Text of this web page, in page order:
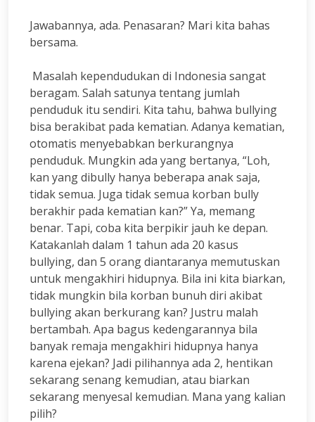
Jawabannya, ada. Penasaran? Mari kita bahas
bersama.
Masalah kependudukan di Indonesia sangat
beragam. Salah satunya tentang jumlah
penduduk itu sendiri. Kita tahu, bahwa bullying
bisa berakibat pada kematian. Adanya kematian,
otomatis menyebabkan berkurangnya
penduduk. Mungkin ada yang bertanya, “Loh,
kan yang dibully hanya beberapa anak saja,
tidak semua. Juga tidak semua korban bully
berakhir pada kematian kan?” Ya, memang
benar. Tapi, coba kita berpikir jauh ke depan.
Katakanlah dalam 1 tahun ada 20 kasus
bullying, dan 5 orang diantaranya memutuskan
untuk mengakhiri hidupnya. Bila ini kita biarkan,
tidak mungkin bila korban bunuh diri akibat
bullying akan berkurang kan? Justru malah
bertambah. Apa bagus kedengarannya bila
banyak remaja mengakhiri hidupnya hanya
karena ejekan? Jadi pilihannya ada 2, hentikan
sekarang senang kemudian, atau biarkan
sekarang menyesal kemudian. Mana yang kalian
pilih?